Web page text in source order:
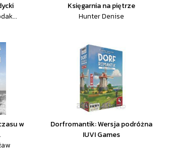
Księgarnia na piętrze
Hunter Denise
w
Dorfromantik: Wersja podróżna
IUVI Games